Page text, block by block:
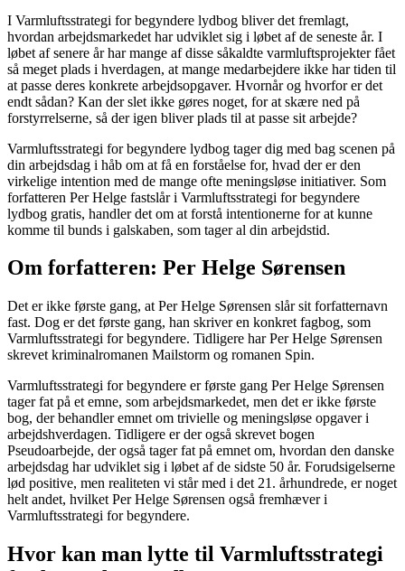
I Varmluftsstrategi for begyndere lydbog bliver det fremlagt,
hvordan arbejdsmarkedet har udviklet sig i løbet af de seneste år. I
løbet af senere år har mange af disse såkaldte varmluftsprojekter fået
så meget plads i hverdagen, at mange medarbejdere ikke har tiden til
at passe deres konkrete arbejdsopgaver. Hvornår og hvorfor er det
endt sådan? Kan der slet ikke gøres noget, for at skære ned på
forstyrrelserne, så der igen bliver plads til at passe sit arbejde?
Varmluftsstrategi for begyndere lydbog tager dig med bag scenen på
din arbejdsdag i håb om at få en forståelse for, hvad der er den
virkelige intention med de mange ofte meningsløse initiativer. Som
forfatteren Per Helge fastslår i Varmluftsstrategi for begyndere
lydbog gratis, handler det om at forstå intentionerne for at kunne
komme til bunds i galskaben, som tager al din arbejdstid.
Om forfatteren: Per Helge Sørensen
Det er ikke første gang, at Per Helge Sørensen slår sit forfatternavn
fast. Dog er det første gang, han skriver en konkret fagbog, som
Varmluftsstrategi for begyndere. Tidligere har Per Helge Sørensen
skrevet kriminalromanen Mailstorm og romanen Spin.
Varmluftsstrategi for begyndere er første gang Per Helge Sørensen
tager fat på et emne, som arbejdsmarkedet, men det er ikke første
bog, der behandler emnet om trivielle og meningsløse opgaver i
arbejdshverdagen. Tidligere er der også skrevet bogen
Pseudoarbejde, der også tager fat på emnet om, hvordan den danske
arbejdsdag har udviklet sig i løbet af de sidste 50 år. Forudsigelserne
lød positive, men realiteten vi står med i det 21. århundrede, er noget
helt andet, hvilket Per Helge Sørensen også fremhæver i
Varmluftsstrategi for begyndere.
Hvor kan man lytte til Varmluftsstrategi